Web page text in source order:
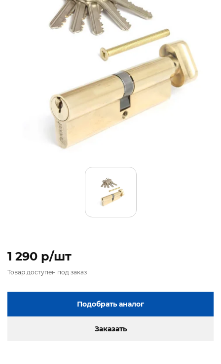
1 290 p/шт
Товар доступен под заказ
Подобрать аналог
Заказать